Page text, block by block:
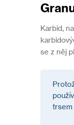
Karbid,
se z něj
trsem